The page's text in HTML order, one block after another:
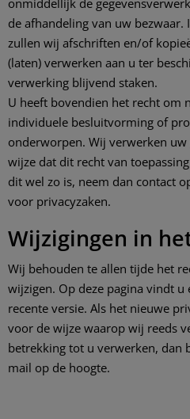
onmiddellijk de
de afhandeling van uw bezwaar.
zullen wij afschriften en/of
(laten) verwerken aan u ter
verwerking blijvend staken.
U heeft bovendien het recht om
individuele besluitvorming of
onderworpen. Wij verwerken uw
wijze dat dit recht van
dit wel zo is, neem dan contact
voor privacyzaken.
Wijzigingen in
Wij behouden te allen tijde het
wijzigen. Op deze pagina vindt
recente versie. Als het nieuwe
voor de wijze waarop wij reeds
betrekking tot u verwerken, dan
mail op de hoogte.